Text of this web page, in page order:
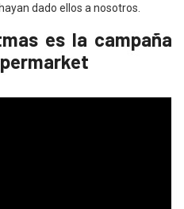
dado ellos a nosotros.
es la campaña